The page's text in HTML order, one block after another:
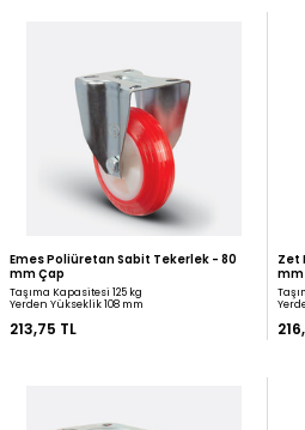
Taşıma Kapasitesi 110 kg
Yerden Yükseklik 128 mm
190,83 TL